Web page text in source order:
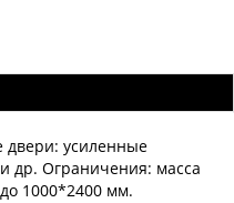
усиленные
др. Ограничения: масса
1000*2400 мм.